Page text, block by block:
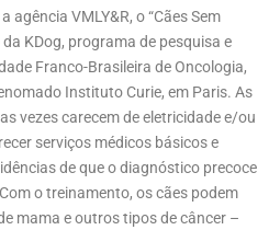
agência VMLY&R, o “Cães Sem
KDog, programa de pesquisa e
Franco-Brasileira de Oncologia,
Instituto Curie, em Paris. As
vezes carecem de eletricidade e/ou
serviços médicos básicos e
de que o diagnóstico precoce
o treinamento, os cães podem
mama e outros tipos de câncer –